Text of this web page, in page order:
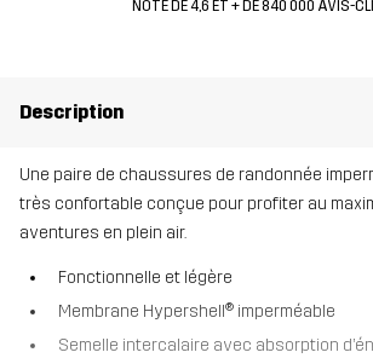
NOTE DE 4,6 ET + DE 840 000 AVIS-
Description
Une paire de chaussures de randonnée
très confortable conçue pour profiter au
aventures en plein air.
Fonctionnelle et légère
Membrane Hypershell® imperméable
Semelle intercalaire avec absorption